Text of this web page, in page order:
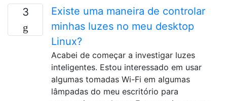
3
Existe uma maneira de controlar
minhas luzes no meu desktop
Linux?
Acabei de começar a investigar luzes
inteligentes. Estou interessado em usar
algumas tomadas Wi-Fi em algumas
lâmpadas do meu escritório para